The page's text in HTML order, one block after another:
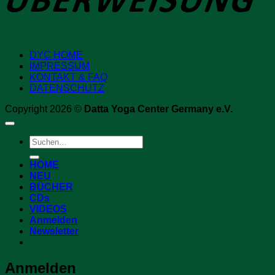
DYC HOME
IMPRESSUM
KONTAKT & FAQ
DATENSCHUTZ
Copyright 2026 © Datta Yoga Center Germany e.V.
Suchen
nach:
HOME
NEU
BÜCHER
CDs
VIDEOS
Anmelden
Newsletter
Anmelden